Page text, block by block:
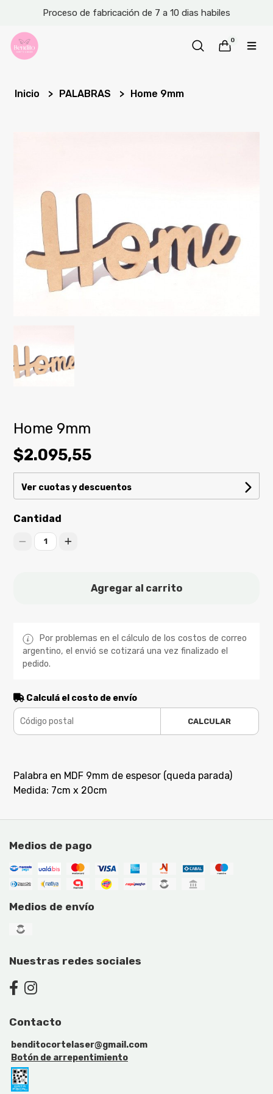
Proceso de fabricación de 7 a 10 dias habiles
0
Inicio PALABRAS Home 9mm
Home 9mm
$2.095,55
Ver cuotas y descuentos
Cantidad
1
Agregar al carrito
Por problemas en el cálculo de los costos de correo
argentino, el envió se cotizará una vez finalizado el
pedido.
Calculá el costo de envío
CALCULAR
Palabra en MDF 9mm de espesor (queda parada)
Medida: 7cm x 20cm
Medios de pago
Medios de envío
Nuestras redes sociales
Contacto
benditocortelaser@gmail.com
Botón de arrepentimiento